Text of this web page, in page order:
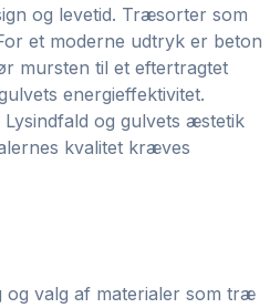
og levetid. Træsorter som
et moderne udtryk er beton
mursten til et eftertragtet
energieffektivitet.
og gulvets æstetik
kvalitet kræves
valg af materialer som træ